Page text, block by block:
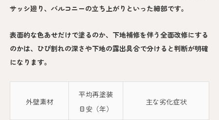
サッシ廻り、バルコニーの立ち上がりといった細部です。
表面的な色あせだけで塗るのか、下地補修を伴う全面改修にする
のかは、ひび割れの深さや下地の露出具合で分けると判断が明確
になります。
外壁素材
平均再塗装
目安（年）
主な劣化症状